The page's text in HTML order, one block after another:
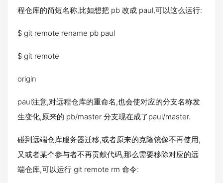
程仓库的简短名称,比如想把 pb 改成 paul,可以这么运行:
$ git remote rename pb paul
$ git remote
origin
paul注意,对远程仓库的重命名,也会使对应的分支名称发
生变化,原来的 pb/master 分支现在成了paul/master.
碰到远端仓库服务器迁移,或者原来的克隆镜像不再使用,
又或者某个参与者不再贡献代码,那么需要移除对应的远
端仓库,可以运行 git remote rm 命令: